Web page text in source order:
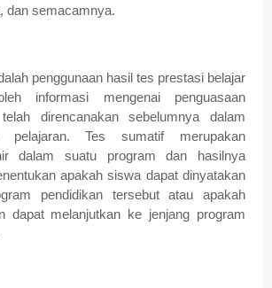
dan semacamnya.
penggunaan hasil tes prestasi belajar
informasi mengenai penguasaan
direncanakan sebelumnya dalam
pelajaran. Tes sumatif merupakan
dalam suatu program dan hasilnya
apakah siswa dapat dinyatakan
pendidikan tersebut atau apakah
dapat melanjutkan ke jenjang program